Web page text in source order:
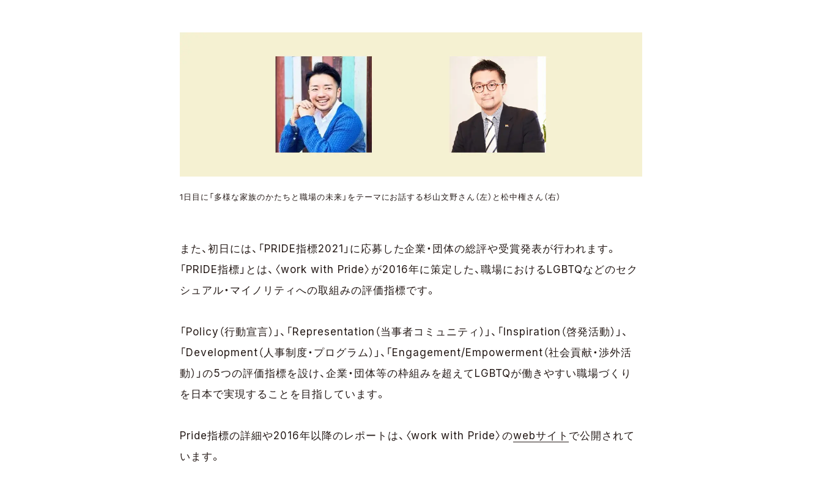
1日目に「多様な家族のかたちと職場の未来」をテーマにお話する杉山文野さん（左）と松中権さん（右）
また、初日には、「PRIDE指標2021」に応募した企業・団体の総評や受賞発表が行われます。
「PRIDE指標」とは、〈work with Pride〉が2016年に策定した、職場におけるLGBTQなどのセク
シュアル・マイノリティへの取組みの評価指標です。
「Policy（行動宣言）」、「Representation（当事者コミュニティ）」、「Inspiration（啓発活動）」、
「Development（人事制度・プログラム）」、「Engagement/Empowerment（社会貢献・渉外活
動）」の5つの評価指標を設け、企業・団体等の枠組みを超えてLGBTQが働きやすい職場づくり
を日本で実現することを目指しています。
Pride指標の詳細や2016年以降のレポートは、〈work with Pride〉のwebサイト で公開されて
います。